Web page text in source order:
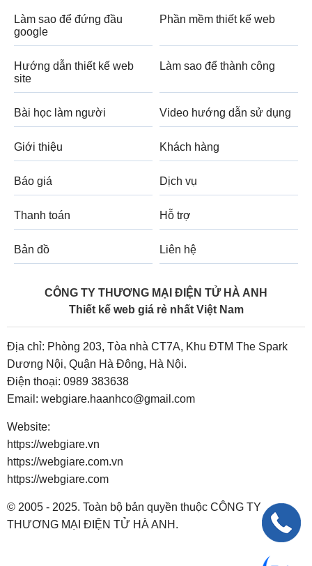
Làm sao để đứng đầu
google
Phần mềm thiết kế web
Hướng dẫn thiết kế web
site
Làm sao để thành công
Bài học làm người Video hướng dẫn sử dụng
Giới thiệu Khách hàng
Báo giá Dịch vụ
Thanh toán Hỗ trợ
Bản đồ Liên hệ
CÔNG TY THƯƠNG MẠI ĐIỆN TỬ HÀ ANH
Thiết kế web giá rẻ nhất Việt Nam
Địa chỉ: Phòng 203, Tòa nhà CT7A, Khu ĐTM The Spark
Dương Nội, Quận Hà Đông, Hà Nội.
Điện thoại: 0989 383638
Email: webgiare.haanhco@gmail.com
Website:
https://webgiare.vn
https://webgiare.com.vn
https://webgiare.com
© 2005 - 2025. Toàn bộ bản quyền thuộc CÔNG TY
THƯƠNG MẠI ĐIỆN TỬ HÀ ANH.